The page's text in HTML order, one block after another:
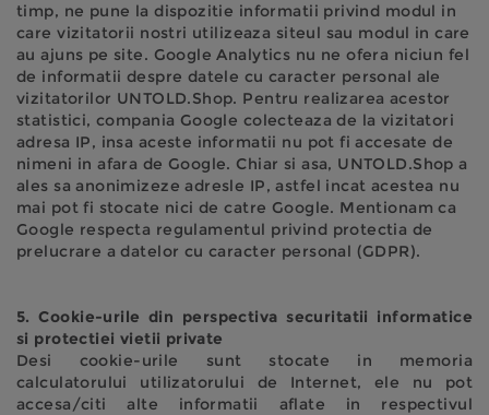
timp, ne pune la dispozitie informatii privind modul in
care vizitatorii nostri utilizeaza siteul sau modul in care
au ajuns pe site. Google Analytics nu ne ofera niciun fel
de informatii despre datele cu caracter personal ale
vizitatorilor UNTOLD.Shop. Pentru realizarea acestor
statistici, compania Google colecteaza de la vizitatori
adresa IP, insa aceste informatii nu pot fi accesate de
nimeni in afara de Google. Chiar si asa, UNTOLD.Shop a
ales sa anonimizeze adresle IP, astfel incat acestea nu
mai pot fi stocate nici de catre Google. Mentionam ca
Google respecta regulamentul privind protectia de
prelucrare a datelor cu caracter personal (GDPR).
5. Cookie-urile din perspectiva securitatii informatice
si protectiei vietii private
Desi cookie-urile sunt stocate in memoria
calculatorului utilizatorului de Internet, ele nu pot
accesa/citi alte informatii aflate in respectivul